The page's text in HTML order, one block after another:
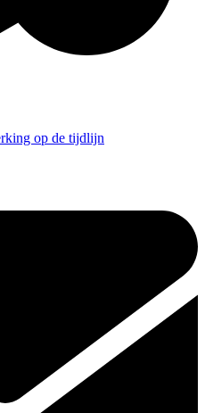
op de tijdlijn